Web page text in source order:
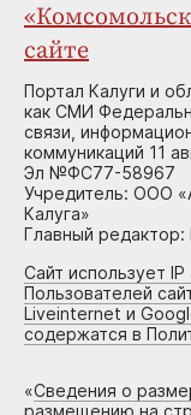
сайте
Портал Калуги и
как СМИ
связи,
коммуникаций 11
Эл №ФС77-58967
Учредитель: ООО
Калуга»
Главный редактор:
Сайт использует
Пользователей
Liveinternet и
содержатся в
«Сведения о
размещению на